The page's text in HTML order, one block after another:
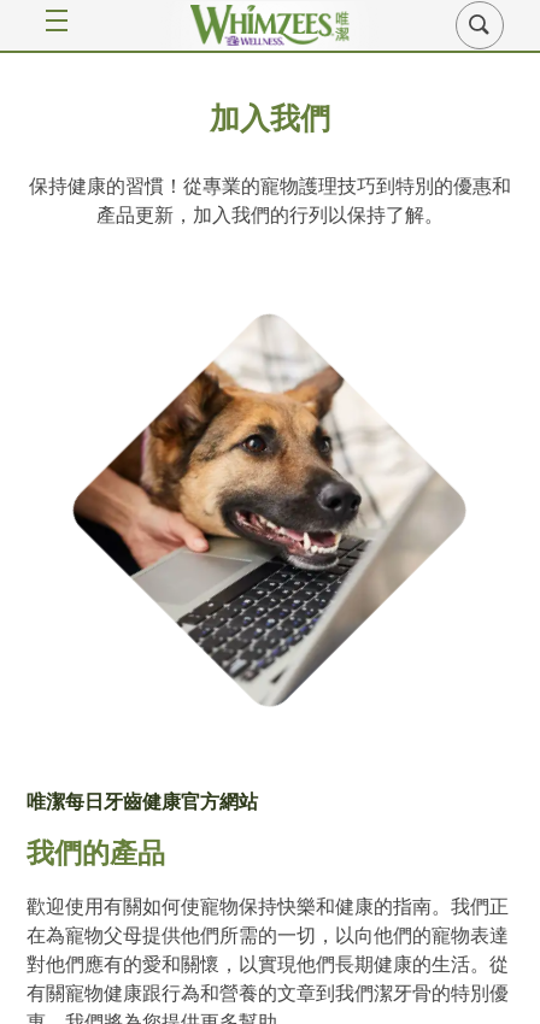
加入我們
保持健康的習慣！從專業的寵物護理技巧到特別的優惠和
產品更新，加入我們的行列以保持了解。
唯潔每日牙齒健康官方網站
我們的產品
歡迎使用有關如何使寵物保持快樂和健康的指南。我們正
在為寵物父母提供他們所需的一切，以向他們的寵物表達
對他們應有的愛和關懷，以實現他們長期健康的生活。從
有關寵物健康跟行為和營養的文章到我們潔牙骨的特別優